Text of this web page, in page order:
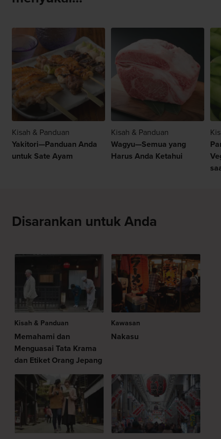
Kisah & Panduan
Yakitori—Panduan Anda
untuk Sate Ayam
Kisah & Panduan
Wagyu—Semua yang
Harus Anda Ketahui
Disarankan untuk Anda
Kisah & Panduan
Memahami dan
Menguasai Tata Krama
dan Etiket Orang Jepang
Kawasan
Nakasu